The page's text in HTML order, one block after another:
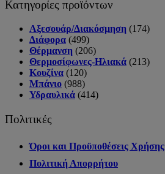
Κατηγορίες προϊόντων
Αξεσουάρ/Διακόσμηση (174)
Διάφορα (499)
Θέρμανση (206)
Θερμοσίφωνες-Ηλιακά (213)
Κουζίνα (120)
Μπάνιο (988)
Υδραυλικά (414)
Πολιτικές
Όροι και Προϋποθέσεις Χρήσης
Πολιτική Απορρήτου